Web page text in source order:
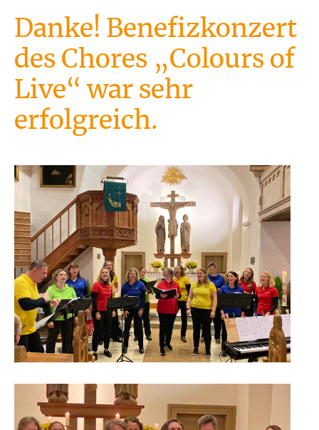
Danke! Benefizkonzert
des Chores „Colours of
Live“ war sehr
erfolgreich.